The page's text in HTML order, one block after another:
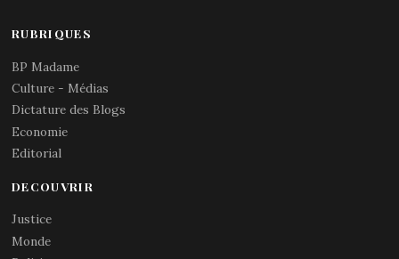
RUBRIQUES
BP Madame
Culture - Médias
Dictature des Blogs
Economie
Editorial
DECOUVRIR
Justice
Monde